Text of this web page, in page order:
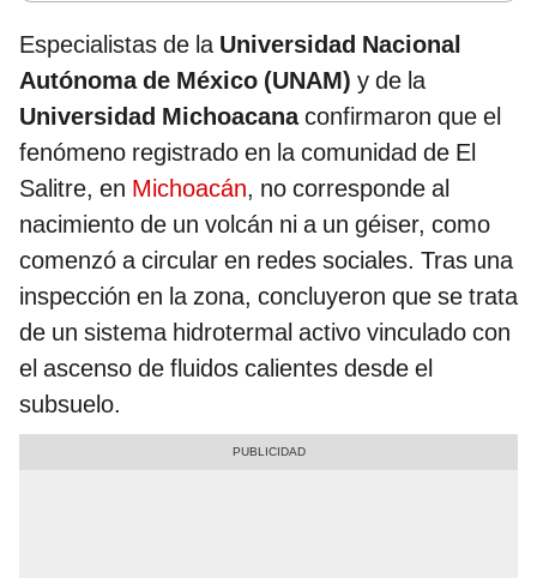
Especialistas de la Universidad Nacional
Autónoma de México (UNAM) y de la
Universidad Michoacanaconfirmaron que el
fenómeno registrado en la comunidad de El
Salitre, en Michoacán, no corresponde al
nacimiento de un volcán ni a un géiser, como
comenzó a circular en redes sociales. Tras una
inspección en la zona, concluyeron que se trata
de un sistema hidrotermal activo vinculado con
el ascenso de fluidos calientes desde el
subsuelo.